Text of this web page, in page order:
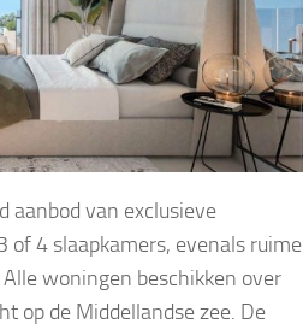
aanbod van exclusieve
of 4 slaapkamers, evenals ruime
woningen beschikken over
op de Middellandse zee. De